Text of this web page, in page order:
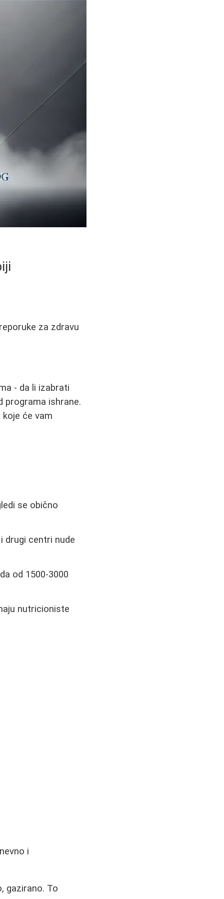
za zdravu
- da li izabrati
programa ishrane.
će vam
se obično
drugi centri nude
od 1500-3000
nutricioniste
i
gazirano. To